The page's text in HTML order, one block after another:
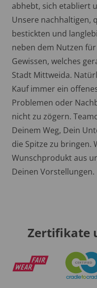
abhebt, sich etabliert
Unsere nachhaltigen,
bestickten und
neben dem Nutzen
Gewissen, welches
Stadt Mittweida.
Kauf immer ein
Problemen oder
nicht zu zögern.
Deinem Weg, Dein
die Spitze zu bringen.
Wunschprodukt aus
Deinen Vorstellungen.
Zertifikate